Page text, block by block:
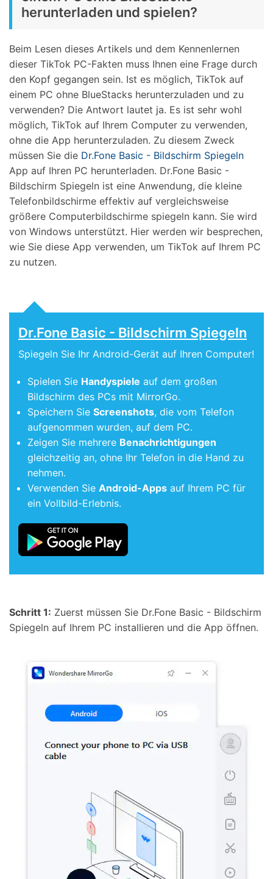
herunterladen und spielen?
Beim Lesen dieses Artikels und dem Kennenlernen
dieser TikTok PC-Fakten muss Ihnen eine Frage durch
den Kopf gegangen sein. Ist es möglich, TikTok auf
einem PC ohne BlueStacks herunterzuladen und zu
verwenden? Die Antwort lautet ja. Es ist sehr wohl
möglich, TikTok auf Ihrem Computer zu verwenden,
ohne die App herunterzuladen. Zu diesem Zweck
müssen Sie die Dr.Fone Basic - Bildschirm Spiegeln
App auf Ihren PC herunterladen. Dr.Fone Basic -
Bildschirm Spiegeln ist eine Anwendung, die kleine
Telefonbildschirme effektiv auf vergleichsweise
größere Computerbildschirme spiegeln kann. Sie wird
von Windows unterstützt. Hier werden wir besprechen,
wie Sie diese App verwenden, um TikTok auf Ihrem PC
zu nutzen.
Dr.Fone Basic - Bildschirm Spiegeln
Spiegeln Sie Ihr Android-Gerät auf Ihren Computer!
Spielen Sie Handyspiele auf dem großen
Bildschirm des PCs mit MirrorGo.
Speichern Sie Screenshots, die vom Telefon
aufgenommen wurden, auf dem PC.
Zeigen Sie mehrere Benachrichtigungen
gleichzeitig an, ohne Ihr Telefon in die Hand zu
nehmen.
Verwenden Sie Android-Apps auf Ihrem PC für
ein Vollbild-Erlebnis.
Schritt 1: Zuerst müssen Sie Dr.Fone Basic - Bildschirm
Spiegeln auf Ihrem PC installieren und die App öffnen.